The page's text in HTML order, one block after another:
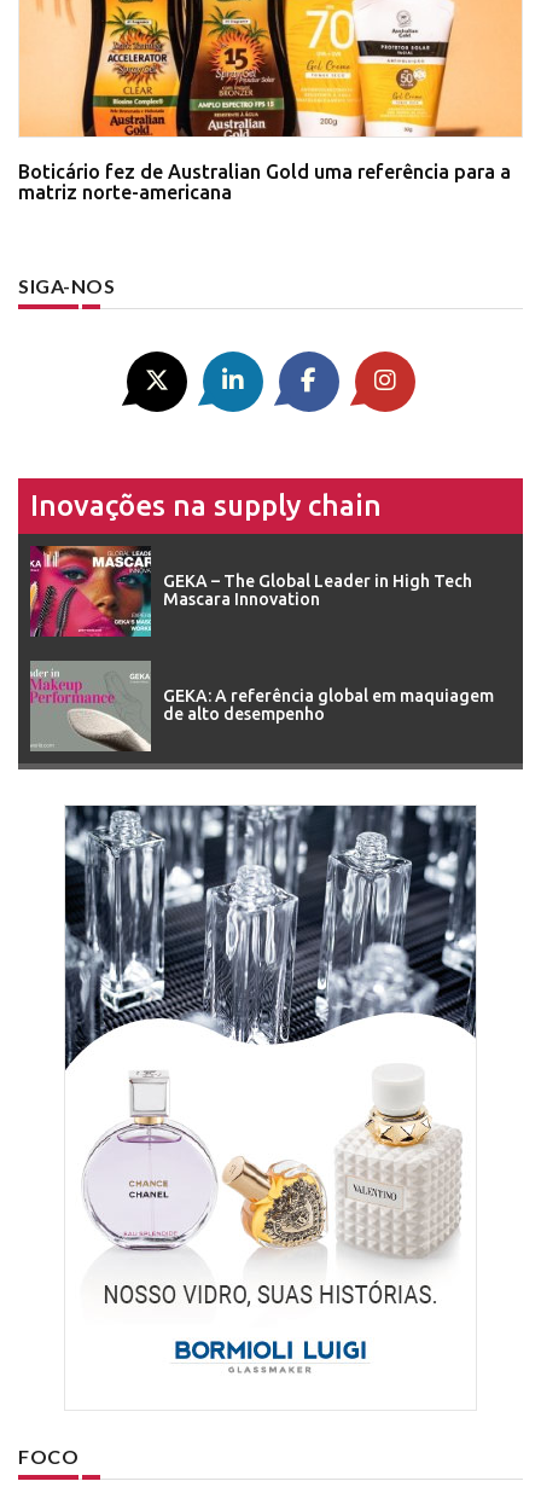
Boticário fez de Australian Gold uma referência para a
matriz norte-americana
SIGA-NOS
Inovações na supply chain
GEKA – The Global Leader in High Tech
Mascara Innovation
GEKA: A referência global em maquiagem
de alto desempenho
FOCO